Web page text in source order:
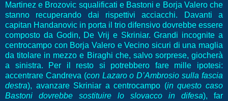
Martinez e Brozovic squalificati e Bastoni e Borja Valero che
stanno recuperando dai rispettivi acciacchi. Davanti a
capitan Handanovic in porta il trio difensivo dovrebbe essere
composto da Godin, De Vrij e Skriniar. Grandi incognite a
centrocampo con Borja Valero e Vecino sicuri di una maglia
da titolare in mezzo e Biraghi che, salvo sorprese, giocherà
a sinistra. Per il resto si potrebbero fare mille ipotesi:
accentrare Candreva (con Lazaro o D’Ambrosio sulla fascia
destra), avanzare Skriniar a centrocampo (in questo caso
Bastoni dovrebbe sostituire lo slovacco in difesa), far